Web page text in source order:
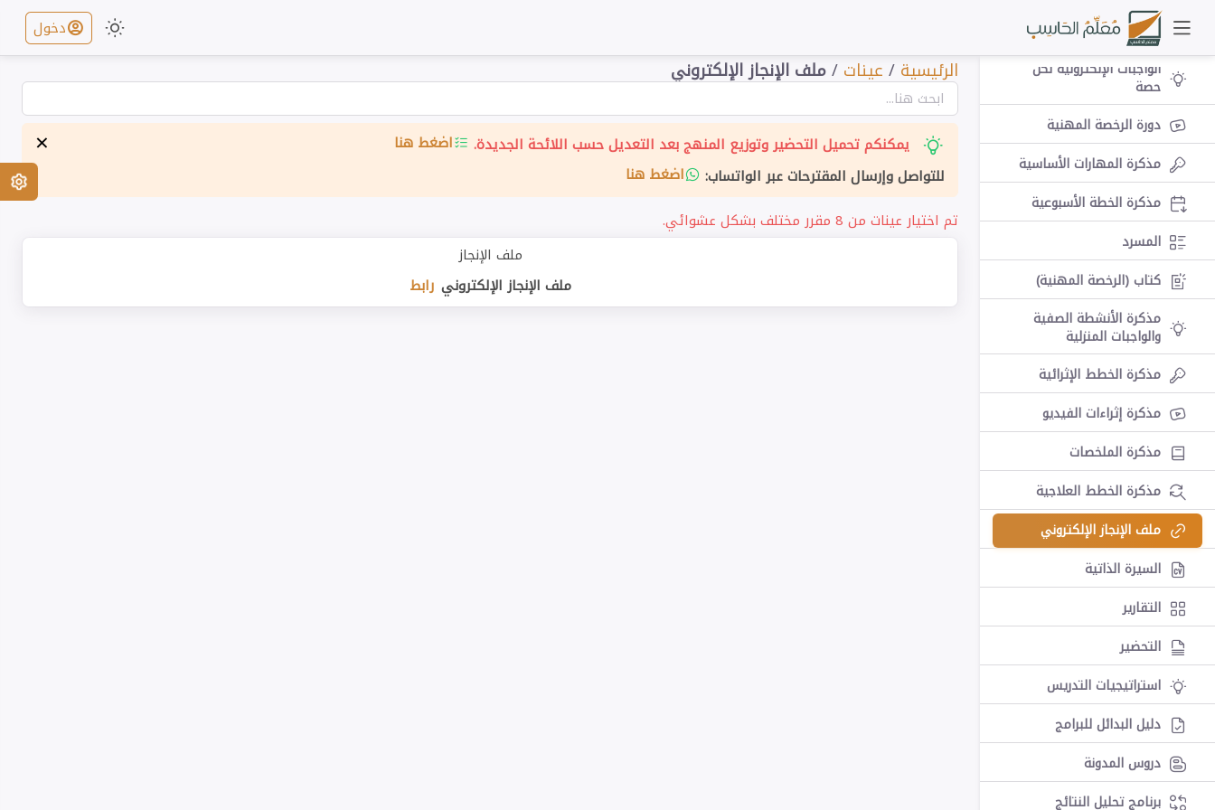
دخول
تقويم الوحدات
الواجبات الإلكترونية لكل
حصة
دورة الرخصة المهنية
مذكرة المهارات الأساسية
مذكرة الخطة الأسبوعية
المسرد
كتاب (الرخصة المهنية)
مذكرة الأنشطة الصفية
والواجبات المنزلية
مذكرة الخطط الإثرائية
مذكرة إثراءات الفيديو
مذكرة الملخصات
مذكرة الخطط العلاجية
ملف الإنجاز الإلكتروني
السيرة الذاتية
التقارير
التحضير
استراتيجيات التدريس
دليل البدائل للبرامج
دروس المدونة
برنامج تحليل النتائج
الرئيسية / عينات /ملف الإنجاز الإلكتروني
× يمكنكم تحميل التحضير وتوزيع المنهج بعد التعديل حسب اللائحة الجديدة.
اضغط هنا
للتواصل وإرسال المقترحات عبر الواتساب:
اضغط هنا
تم اختيار عينات من 8 مقرر مختلف بشكل عشوائي.
ملف الإنجاز
ملف الإنجاز الإلكتروني رابط